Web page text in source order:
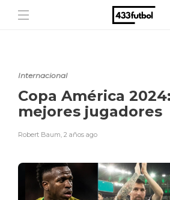
Internacional
Copa América
mejores jugadores
Robert Baum, 2 años ago